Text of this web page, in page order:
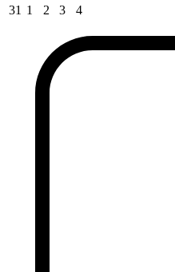
31 1 2 3 4